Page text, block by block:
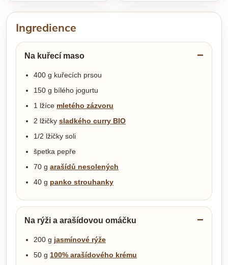
Ingredience
Na kuřecí maso
400 g kuřecích prsou
150 g bílého jogurtu
1 lžíce mletého zázvoru
2 lžičky sladkého curry BIO
1/2 lžičky soli
špetka pepře
70 g arašídů nesolených
40 g panko strouhanky
Na rýži a arašídovou omáčku
200 g jasmínové rýže
50 g 100% arašídového krému